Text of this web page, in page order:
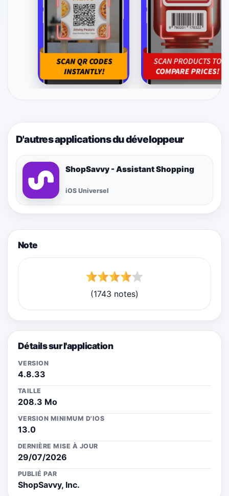
D'autres applications du développeur
ShopSavvy - Assistant Shopping
iOS Universel
Note
(1743 notes)
Détails sur l'application
VERSION
4.8.33
TAILLE
208.3 Mo
VERSION MINIMUM D'IOS
13.0
DERNIÈRE MISE À JOUR
29/07/2026
PUBLIÉ PAR
ShopSavvy, Inc.